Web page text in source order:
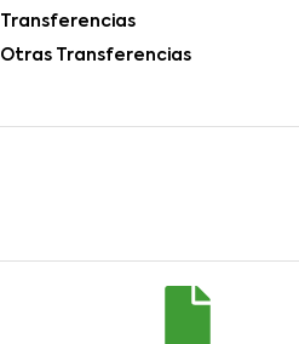
Transferencias
Otras Transferencias